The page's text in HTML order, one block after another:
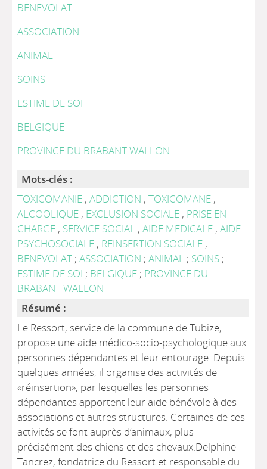
BENEVOLAT
ASSOCIATION
ANIMAL
SOINS
ESTIME DE SOI
BELGIQUE
PROVINCE DU BRABANT WALLON
Mots-clés :
TOXICOMANIE ;ADDICTION ;TOXICOMANE ;
ALCOOLIQUE ; EXCLUSION SOCIALE ; PRISE EN
CHARGE ; SERVICE SOCIAL ;AIDE MEDICALE ;AIDE
PSYCHOSOCIALE ; REINSERTION SOCIALE ;
BENEVOLAT ;ASSOCIATION ;ANIMAL ; SOINS ;
ESTIME DE SOI ; BELGIQUE ; PROVINCE DU
BRABANT WALLON
Résumé :
Le Ressort, service de la commune de Tubize,
propose une aide médico-socio-psychologique aux
personnes dépendantes et leur entourage. Depuis
quelques années, il organise des activités de
«réinsertion», par lesquelles les personnes
dépendantes apportent leur aide bénévole à des
associations et autres structures. Certaines de ces
activités se font auprès d’animaux, plus
précisément des chiens et des chevaux.Delphine
Tancrez, fondatrice du Ressort et responsable du